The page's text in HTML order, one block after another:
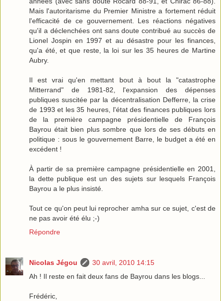
Mais l'autoritarisme du Premier Ministre a fortement réduit
l'efficacité de ce gouvernement. Les réactions négatives
qu'il a déclenchées ont sans doute contribué au succès de
Lionel Jospin en 1997 et au désastre pour les finances,
qu'a été, et que reste, la loi sur les 35 heures de Martine
Aubry.
Il est vrai qu'en mettant bout à bout la "catastrophe
Mitterrand" de 1981-82, l'expansion des dépenses
publiques suscitée par la décentralisation Defferre, la crise
de 1993 et les 35 heures, l'état des finances publiques lors
de la première campagne présidentielle de François
Bayrou était bien plus sombre que lors de ses débuts en
politique : sous le gouvernement Barre, le budget a été en
excédent !
À partir de sa première campagne présidentielle en 2001,
la dette publique est un des sujets sur lesquels François
Bayrou a le plus insisté.
Tout ce qu'on peut lui reprocher amha sur ce sujet, c'est de
ne pas avoir été élu ;-)
Répondre
Nicolas Jégou
30 avril, 2010 14:15
Ah ! Il reste en fait deux fans de Bayrou dans les blogs...
Frédéric,